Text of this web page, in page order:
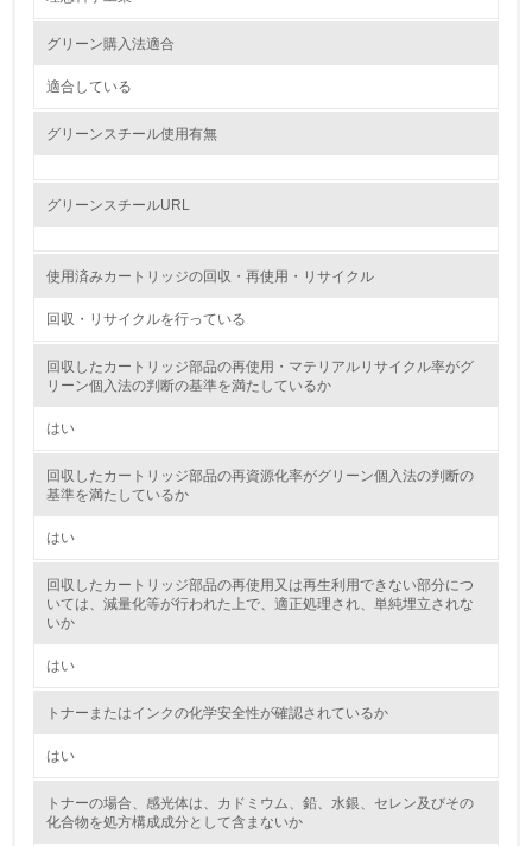
5.
かしている
6.
境対策を理解し、実践している
7.
環境活動に関する規格やプログラムを導入している
2.環境への取り組み
グリーン購入法適合
適合している
グリーンスチール使用有無
グリーンスチールURL
使用済みカートリッジの回収・再使用・リサイクル
回収・リサイクルを行っている
回収したカートリッジ部品の再使用・マテリアルリサイクル率がグ
リーン個入法の判断の基準を満たしているか
はい
回収したカートリッジ部品の再資源化率がグリーン個入法の判断の
基準を満たしているか
はい
回収したカートリッジ部品の再使用又は再生利用できない部分につ
いては、減量化等が行われた上で、適正処理され、単純埋立されな
いか
はい
トナーまたはインクの化学安全性が確認されているか
はい
トナーの場合、感光体は、カドミウム、鉛、水銀、セレン及びその
化合物を処方構成成分として含まないか